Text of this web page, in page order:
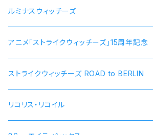
ルミナスウィッチーズ
アニメ「ストライクウィッチーズ」15周年記念
ストライクウィッチーズ ROAD to BERLIN
リコリス・リコイル